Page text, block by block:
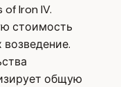
Iron IV.
стоимость
общую